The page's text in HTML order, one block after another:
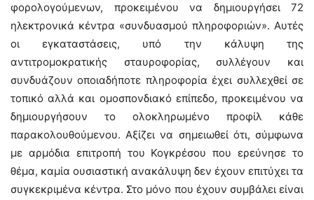
φορολογούμενων, προκειμένου να δημιουργήσει 72
ηλεκτρονικά κέντρα «συνδυασμού πληροφοριών». Αυτές
οι εγκαταστάσεις, υπό την κάλυψη της
αντιτρομοκρατικής σταυροφορίας, συλλέγουν και
συνδυάζουν οποιαδήποτε πληροφορία έχει συλλεχθεί σε
τοπικό αλλά και ομοσπονδιακό επίπεδο, προκειμένου να
δημιουργήσουν το ολοκληρωμένο προφίλ κάθε
παρακολουθούμενου. Αξίζει να σημειωθεί ότι, σύμφωνα
με αρμόδια επιτροπή του Κογκρέσου που ερεύνησε το
θέμα, καμία ουσιαστική ανακάλυψη δεν έχουν επιτύχει τα
συγκεκριμένα κέντρα. Στο μόνο που έχουν συμβάλει είναι